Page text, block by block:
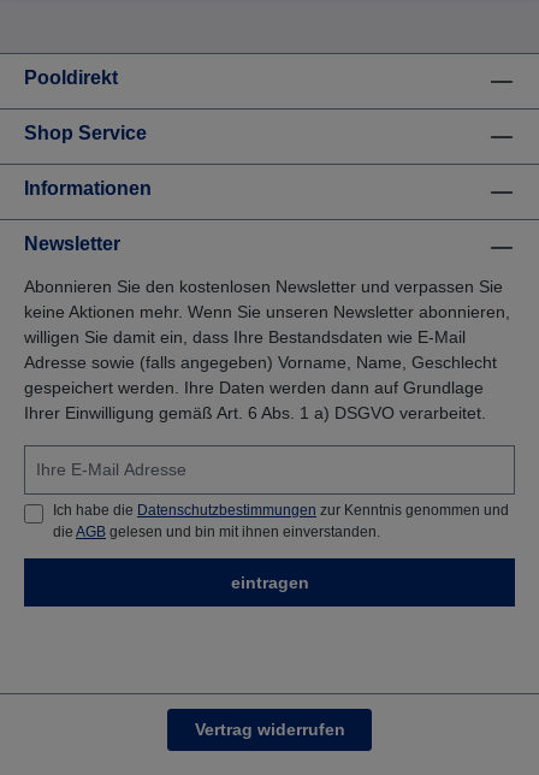
Pooldirekt
Shop Service
Informationen
Newsletter
Abonnieren Sie den kostenlosen Newsletter und verpassen Sie
keine Aktionen mehr. Wenn Sie unseren Newsletter abonnieren,
willigen Sie damit ein, dass Ihre Bestandsdaten wie E-Mail
Adresse sowie (falls angegeben) Vorname, Name, Geschlecht
gespeichert werden. Ihre Daten werden dann auf Grundlage
Ihrer Einwilligung gemäß Art. 6 Abs. 1 a) DSGVO verarbeitet.
Ich habe die Datenschutzbestimmungen zur Kenntnis genommen und
die AGB gelesen und bin mit ihnen einverstanden.
eintragen
Vertrag widerrufen